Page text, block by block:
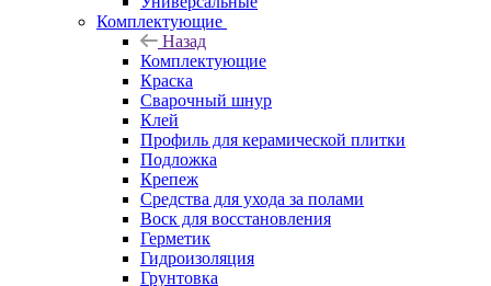
Комплектующие
Назад
Комплектующие
Краска
Сварочный шнур
Клей
Профиль для керамической плитки
Подложка
Крепеж
Средства для ухода за полами
Воск для восстановления
Герметик
Гидроизоляция
Грунтовка